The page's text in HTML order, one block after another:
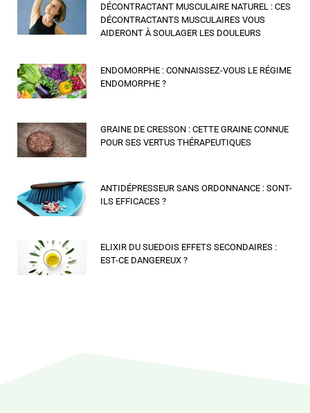
DÉCONTRACTANT MUSCULAIRE NATUREL : CES
DÉCONTRACTANTS MUSCULAIRES VOUS
AIDERONT À SOULAGER LES DOULEURS
ENDOMORPHE : CONNAISSEZ-VOUS LE RÉGIME
ENDOMORPHE ?
GRAINE DE CRESSON : CETTE GRAINE CONNUE
POUR SES VERTUS THÉRAPEUTIQUES
ANTIDÉPRESSEUR SANS ORDONNANCE : SONT-
ILS EFFICACES ?
ELIXIR DU SUEDOIS EFFETS SECONDAIRES :
EST-CE DANGEREUX ?